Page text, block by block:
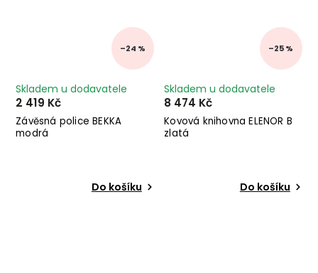
–24 %
Závěsná police BEKKA
modrá
Skladem u dodavatele
2 419 Kč
Do košíku
–25 %
Kovová knihovna ELENOR B
zlatá
Skladem u dodavatele
8 474 Kč
Do košíku